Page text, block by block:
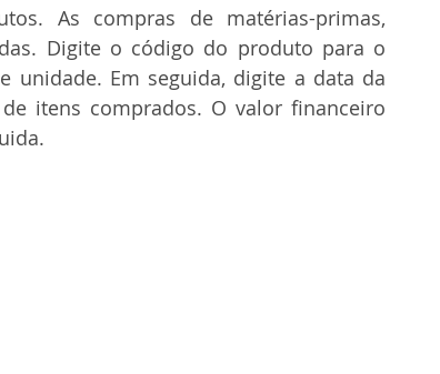
As compras de matérias-primas,
Digite o código do produto para o
unidade. Em seguida, digite a data da
itens comprados. O valor financeiro